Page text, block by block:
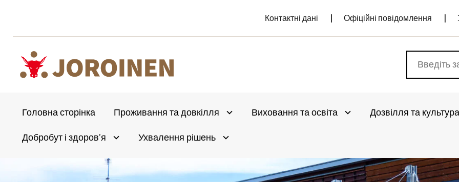
вмісту
Контактні дані Офіційні повідомлення
Головна сторінка Проживання та довкілля Avaa alivalikko
Виховання та освіта Avaa alivalikko
Дозвілля та культура
Добробут і здоров’я Avaa alivalikko
Ухвалення рішень Avaa alivalikko